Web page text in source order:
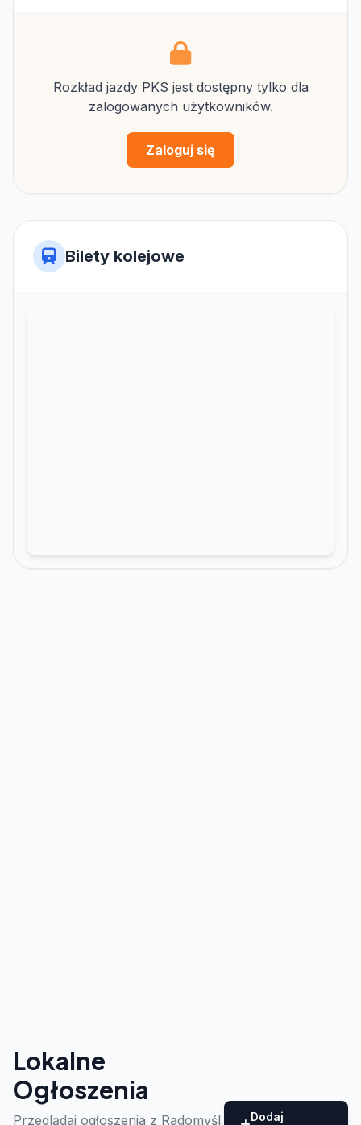
Rozkład jazdy PKS jest dostępny tylko dla
zalogowanych użytkowników.
Zaloguj się
Bilety kolejowe
Lokalne
Ogłoszenia
Przeglądaj ogłoszenia z Radomyśl
Dodaj